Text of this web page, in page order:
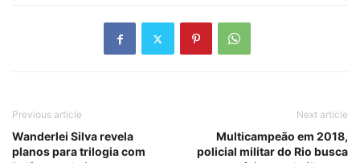
Previous article
Wanderlei Silva revela
planos para trilogia com
Next article
Multicampeão em 2018,
policial militar do Rio busca